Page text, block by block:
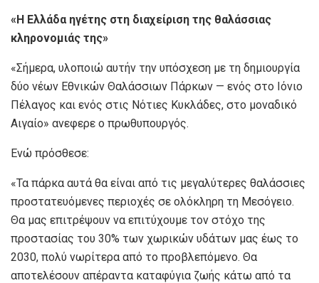
«Η Ελλάδα ηγέτης στη διαχείριση της θαλάσσιας
κληρονομιάς της»
«Σήμερα, υλοποιώ αυτήν την υπόσχεση με τη δημιουργία
δύο νέων Εθνικών Θαλάσσιων Πάρκων — ενός στο Ιόνιο
Πέλαγος και ενός στις Νότιες Κυκλάδες, στο μοναδικό
Αιγαίο» ανεφερε ο πρωθυπουργός.
Ενώ πρόσθεσε:
«Τα πάρκα αυτά θα είναι από τις μεγαλύτερες θαλάσσιες
προστατευόμενες περιοχές σε ολόκληρη τη Μεσόγειο.
Θα μας επιτρέψουν να επιτύχουμε τον στόχο της
προστασίας του 30% των χωρικών υδάτων μας έως το
2030, πολύ νωρίτερα από το προβλεπόμενο. Θα
αποτελέσουν απέραντα καταφύγια ζωής κάτω από τα